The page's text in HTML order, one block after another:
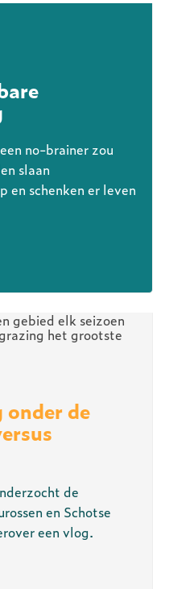
no-brainer zou
slaan
en schenken er leven
de
de
en Schotse
een vlog.